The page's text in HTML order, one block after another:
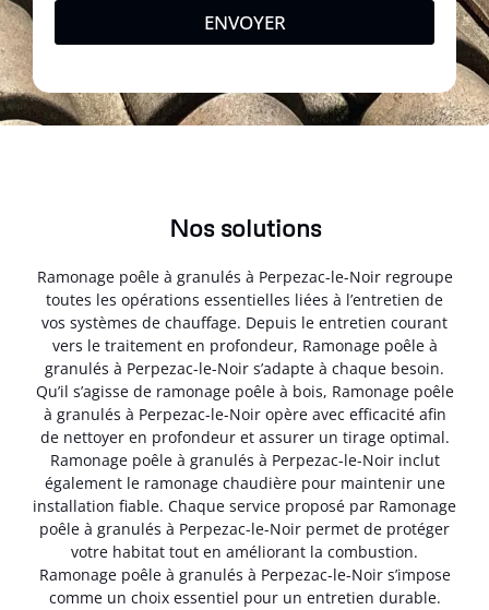
ENVOYER
Nos solutions
Ramonage poêle à granulés à Perpezac-le-Noir regroupe
toutes les opérations essentielles liées à l’entretien de
vos systèmes de chauffage. Depuis le entretien courant
vers le traitement en profondeur, Ramonage poêle à
granulés à Perpezac-le-Noir s’adapte à chaque besoin.
Qu’il s’agisse de ramonage poêle à bois, Ramonage poêle
à granulés à Perpezac-le-Noir opère avec efficacité afin
de nettoyer en profondeur et assurer un tirage optimal.
Ramonage poêle à granulés à Perpezac-le-Noir inclut
également le ramonage chaudière pour maintenir une
installation fiable. Chaque service proposé par Ramonage
poêle à granulés à Perpezac-le-Noir permet de protéger
votre habitat tout en améliorant la combustion.
Ramonage poêle à granulés à Perpezac-le-Noir s’impose
comme un choix essentiel pour un entretien durable.